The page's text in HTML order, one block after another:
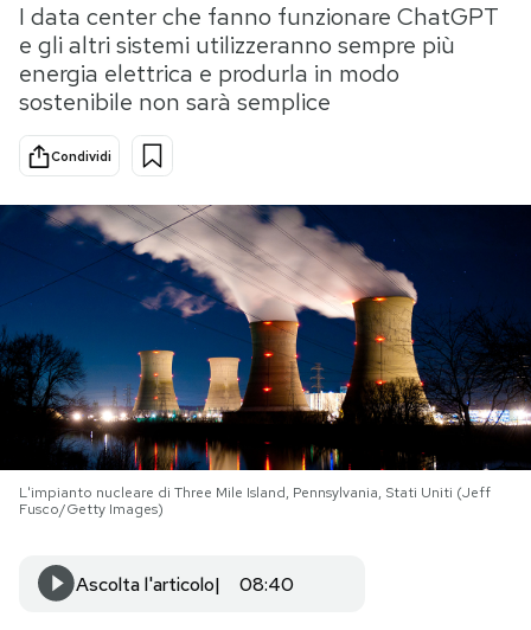
Tecnologia
Internet
Scienza
Cultura
Economia
Storie/Idee
Ok Boomer!
Media
Europa
PODCAST
NEWSLETTER
I MIEI PREFERITI
SHOP
CALENDARIO
I data center che fanno funzionare ChatGPT
e gli altri sistemi utilizzeranno sempre più
energia elettrica e produrla in modo
sostenibile non sarà semplice
Condividi
L'impianto nucleare di Three Mile Island, Pennsylvania, Stati Uniti (Jeff
Fusco/Getty Images)
Ascolta l'articolo 08:40